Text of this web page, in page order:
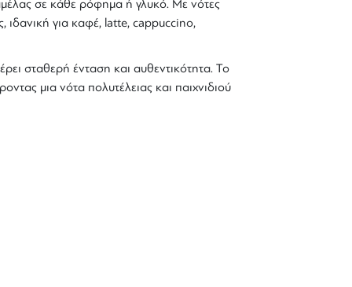
σε κάθε ρόφημα ή γλυκό. Με νότες
ιδανική για καφέ, latte, cappuccino,
σταθερή ένταση και αυθεντικότητα. Το
μια νότα πολυτέλειας και παιχνιδιού